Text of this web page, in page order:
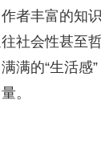
者丰富的知
社会性甚至
满的“生活感
。